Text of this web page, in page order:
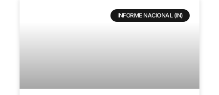
INFORME NACIONAL (IN)